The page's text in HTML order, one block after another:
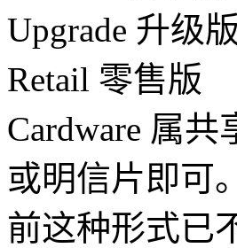
Upgrade 升级版
Retail 零售版
Cardware 属
或明信片即可
前这种形式已